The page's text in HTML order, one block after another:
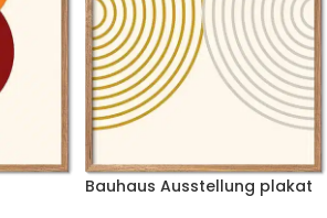
Bauhaus Ausstellung plakat